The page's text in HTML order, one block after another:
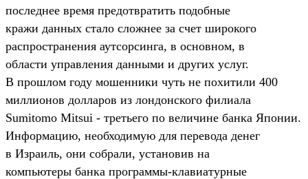
последнее время предотвратить подобные
кражи данных стало сложнее за счет широкого
распространения аутсорсинга, в основном, в
области управления данными и других услуг.
В прошлом году мошенники чуть не похитили 400
миллионов долларов из лондонского филиала
Sumitomo Mitsui - третьего по величине банка Японии.
Информацию, необходимую для перевода денег
в Израиль, они собрали, установив на
компьютеры банка программы-клавиатурные